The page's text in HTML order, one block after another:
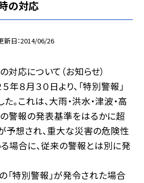
の対応
新日 2014/06/26
対応について（お知らせ）
年８月３０日より、「特別警報」
。これは、大雨・洪水・津波・高
の警報の発表基準をはるかに超
予想され、重大な災害の危険性
場合に、従来の警報とは別に発
「特別警報」が発令された場合